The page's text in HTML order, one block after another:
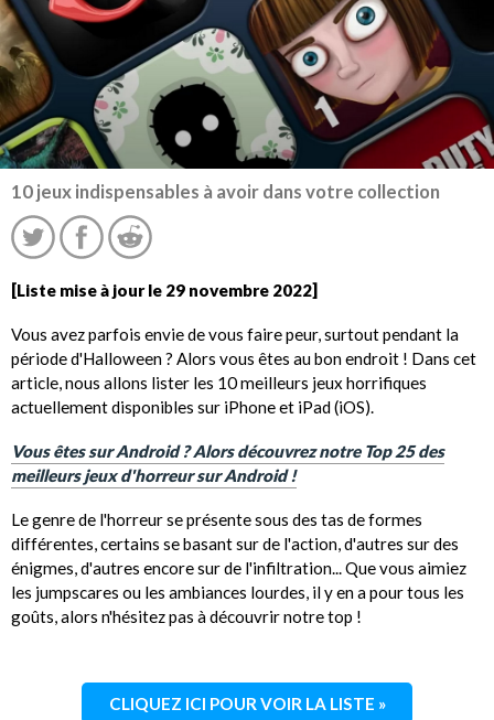
10 jeux indispensables à avoir dans votre collection
[Liste mise à jour le 29 novembre 2022]
Vous avez parfois envie de vous faire peur, surtout pendant la
période d'Halloween ? Alors vous êtes au bon endroit ! Dans cet
article, nous allons lister les 10 meilleurs jeux horrifiques
actuellement disponibles sur iPhone et iPad (iOS).
Vous êtes sur Android ? Alors découvrez notre Top 25 des
meilleurs jeux d'horreur sur Android !
Le genre de l'horreur se présente sous des tas de formes
différentes, certains se basant sur de l'action, d'autres sur des
énigmes, d'autres encore sur de l'infiltration... Que vous aimiez
les jumpscares ou les ambiances lourdes, il y en a pour tous les
goûts, alors n'hésitez pas à découvrir notre top !
CLIQUEZ ICI POUR VOIR LA LISTE »